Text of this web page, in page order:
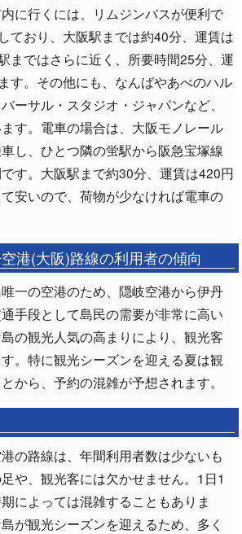
に行くには、リムジンバスが便利で
ており、大阪駅までは約40分、運賃は
まではさらに近く、所要時間25分、運
す。その他にも、なんばやあべのハル
ーサル・スタジオ・ジャパンなど、
す。電車の場合は、大阪モノレール
し、ひとつ隣の蛍駅から阪急宝塚線
す。大阪駅まで約30分、運賃は420円
安いので、荷物が少なければ電車の
港(大阪)路線の利用者の傾向
一の空港のため、隠岐空港から伊丹
手段として島民の需要が非常に高い
の観光人気の高まりにより、観光客
。特に観光シーズンを迎える夏は観
から、予約の混雑が予想されます。
の路線は、年間利用者数は少ないも
や、観光客には欠かせません。1日1
によっては混雑することもありま
が観光シーズンを迎えるため、多く